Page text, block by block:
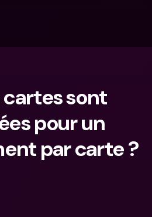
sont
pour un
par carte ?